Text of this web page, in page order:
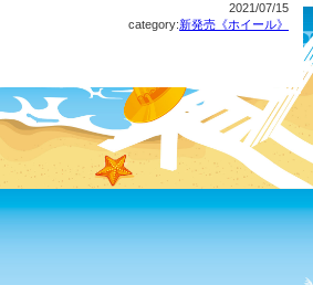
2021/07/15
category:新発売《ホイール》